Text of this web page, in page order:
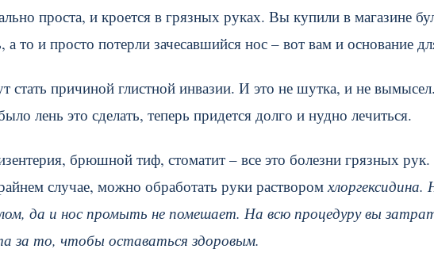
проста, и кроется в грязных руках. Вы купили в магазине
то и просто потерли зачесавшийся нос – вот вам и основание
стать причиной глистной инвазии. И это не шутка, и не
лень это сделать, теперь придется долго и нудно лечиться.
брюшной тиф, стоматит – все это болезни грязных
случае, можно обработать руки раствором
да и нос промыть не помешает. На всю процедуру вы
за то, чтобы оставаться здоровым.